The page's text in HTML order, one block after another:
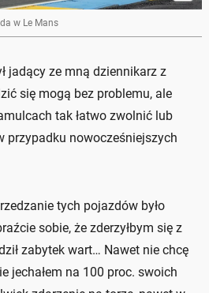
w Le Mans
jadący ze mną dziennikarz z
się mogą bez problemu, ale
tak łatwo zwolnić lub
przypadku nowocześniejszych
tych pojazdów było
sobie, że zderzyłbym się z
zabytek wart… Nawet nie chcę
jechałem na 100 proc. swoich